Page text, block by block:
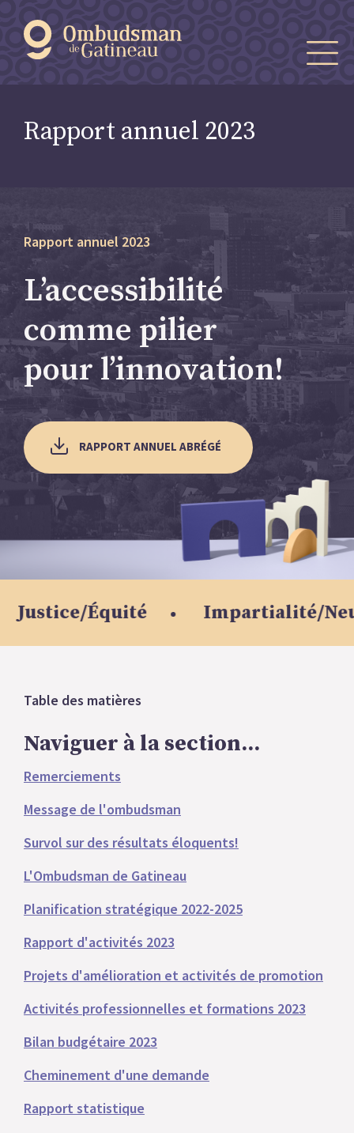
Rapport annuel 2023
Rapport annuel 2023
L’accessibilité
commepilier
pour l’innovation!
RAPPORT ANNUEL ABRÉGÉ
Impartialité/Neutralité
Table des matières
Naviguer à la section...
Remerciements
Message de l'ombudsman
Survol sur des résultats éloquents!
L'Ombudsman de Gatineau
Planification stratégique 2022-2025
Rapport d'activités 2023
Projets d'amélioration et activités de promotion
Activités professionnelles et formations 2023
Bilan budgétaire 2023
Cheminement d'une demande
Rapport statistique